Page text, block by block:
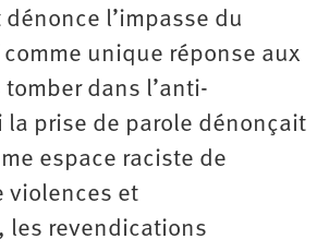
l’impasse du
unique réponse aux
dans l’anti-
la prise de parole dénonçait
espace raciste de
violences et
les revendications